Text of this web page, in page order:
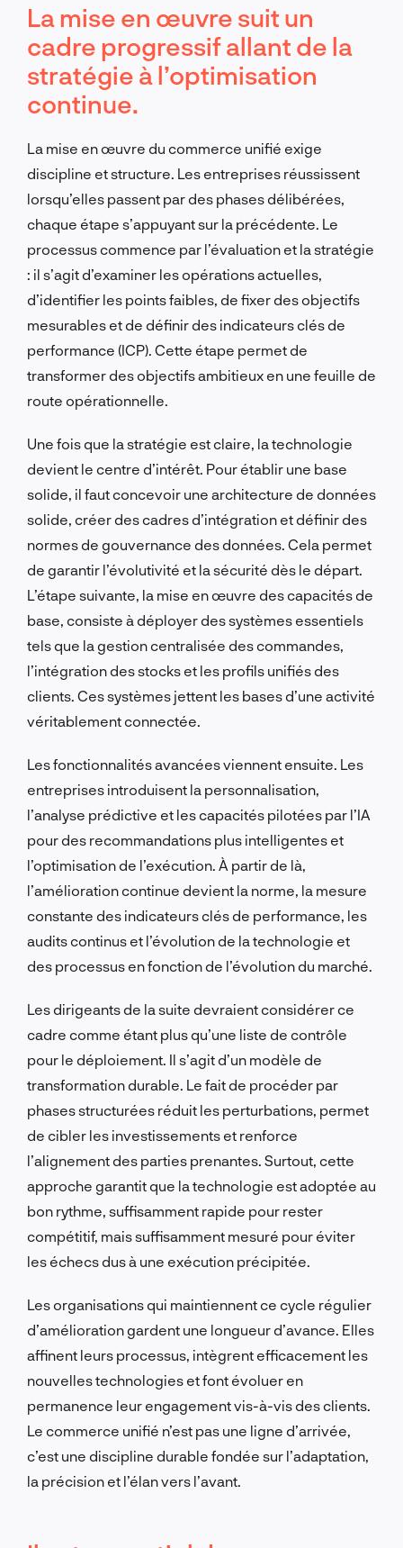
La mise en œuvre suit un
cadre progressif allant de la
stratégie à l’optimisation
continue.
La mise en œuvre du commerce unifié exige
discipline et structure. Les entreprises réussissent
lorsqu’elles passent par des phases délibérées,
chaque étape s’appuyant sur la précédente. Le
processus commence par l’évaluation et la stratégie
: il s’agit d’examiner les opérations actuelles,
d’identifier les points faibles, de fixer des objectifs
mesurables et de définir des indicateurs clés de
performance (ICP). Cette étape permet de
transformer des objectifs ambitieux en une feuille de
route opérationnelle.
Une fois que la stratégie est claire, la technologie
devient le centre d’intérêt. Pour établir une base
solide, il faut concevoir une architecture de données
solide, créer des cadres d’intégration et définir des
normes de gouvernance des données. Cela permet
de garantir l’évolutivité et la sécurité dès le départ.
L’étape suivante, la mise en œuvre des capacités de
base, consiste à déployer des systèmes essentiels
tels que la gestion centralisée des commandes,
l’intégration des stocks et les profils unifiés des
clients. Ces systèmes jettent les bases d’une activité
véritablement connectée.
Les fonctionnalités avancées viennent ensuite. Les
entreprises introduisent la personnalisation,
l’analyse prédictive et les capacités pilotées par l’IA
pour des recommandations plus intelligentes et
l’optimisation de l’exécution. À partir de là,
l’amélioration continue devient la norme, la mesure
constante des indicateurs clés de performance, les
audits continus et l’évolution de la technologie et
des processus en fonction de l’évolution du marché.
Les dirigeants de la suite devraient considérer ce
cadre comme étant plus qu’une liste de contrôle
pour le déploiement. Il s’agit d’un modèle de
transformation durable. Le fait de procéder par
phases structurées réduit les perturbations, permet
de cibler les investissements et renforce
l’alignement des parties prenantes. Surtout, cette
approche garantit que la technologie est adoptée au
bon rythme, suffisamment rapide pour rester
compétitif, mais suffisamment mesuré pour éviter
les échecs dus à une exécution précipitée.
Les organisations qui maintiennent ce cycle régulier
d’amélioration gardent une longueur d’avance. Elles
affinent leurs processus, intègrent efficacement les
nouvelles technologies et font évoluer en
permanence leur engagement vis-à-vis des clients.
Le commerce unifié n’est pas une ligne d’arrivée,
c’est une discipline durable fondée sur l’adaptation,
la précision et l’élan vers l’avant.